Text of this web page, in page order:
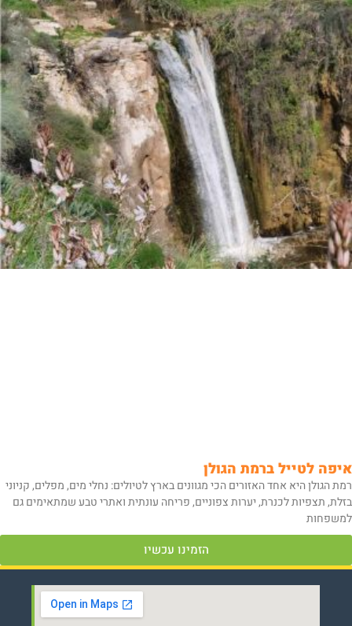
איפה לטייל ברמת הגולן
רמת הגולן היא אחד האזורים הכי מגוונים בארץ לטיולים: נחלי מים, מפלים, קניוני
בזלת, תצפיות לכנרת, יערות צפוניים, פריחה עונתית ואתרי טבע שמתאימים גם
למשפחות
הזמינו עכשיו